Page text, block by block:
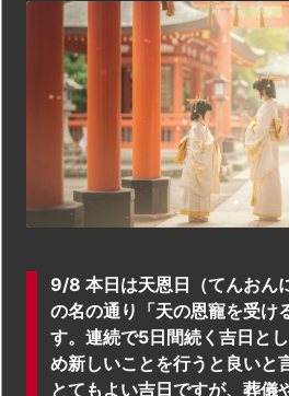
9/8 本日は天恩日（てんおん
の名の通り「天の恩寵を受け
す。連続で5日間続く吉日と
め新しいことを行うと良いと
とてもよい吉日ですが、葬儀